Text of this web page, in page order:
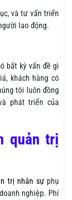
và tư vấn triển
lao động.
bất kỳ vấn đề gì
khách hàng có
tôi luôn đồng
phát triển của
quản trị
trị nhân sựphụ
nghiệp. Phí